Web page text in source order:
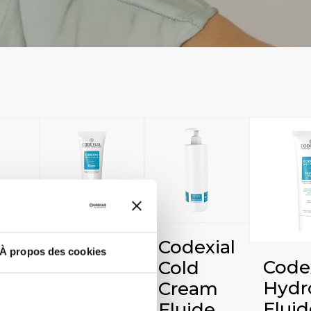
À propos des cookies
Codexial
Obase
Codexial
Cold
Cream